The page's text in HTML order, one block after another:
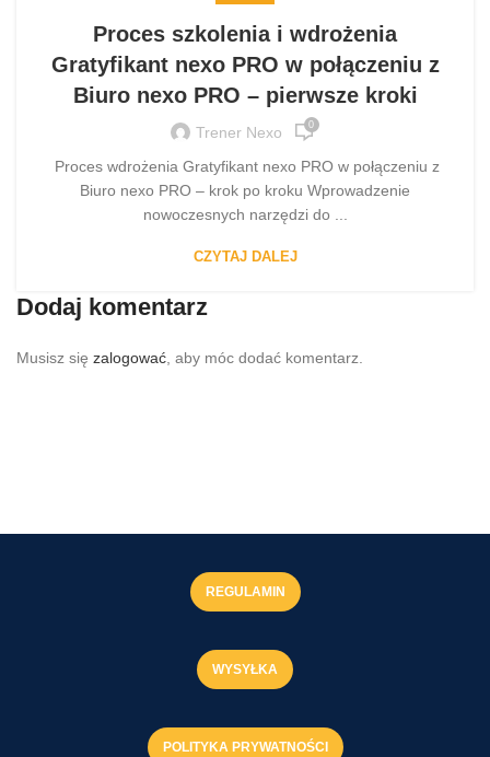
Proces szkolenia i wdrożenia
Gratyfikant nexo PRO w połączeniu z
Biuro nexo PRO – pierwsze kroki
Trener Nexo 0
Proces wdrożenia Gratyfikant nexo PRO w połączeniu z
Biuro nexo PRO – krok po kroku Wprowadzenie
nowoczesnych narzędzi do ...
CZYTAJ DALEJ
Dodaj komentarz
Musisz się zalogować , aby móc dodać komentarz.
REGULAMIN
WYSYŁKA
POLITYKA PRYWATNOŚCI